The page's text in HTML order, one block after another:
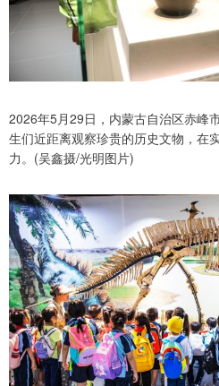
2026年5月29日，内蒙古自治区赤峰
生们近距离观察珍贵的历史文物，在
力。(吴鑫摄/光明图片)